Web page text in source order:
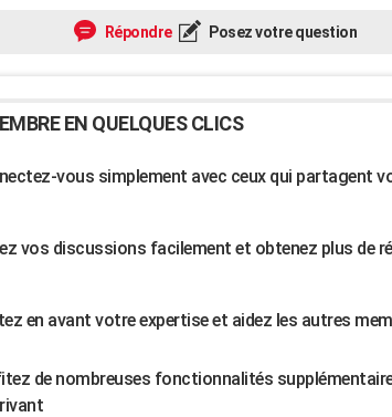
Répondre Posez votre question
EN QUELQUES CLICS
vous simplement avec ceux qui partagent
vos discussions facilement et obtenez plus de
en avant votre expertise et aidez les autres
de nombreuses fonctionnalités